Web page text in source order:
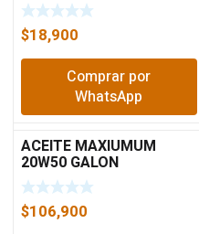
$18,900
Comprar por
WhatsApp
ACEITE MAXIUMUM
20W50 GALON
CHAMPION
$106,900